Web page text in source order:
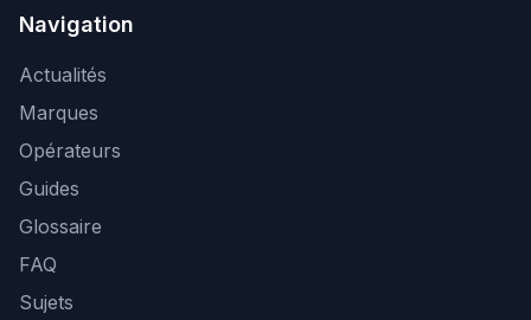
Navigation
Actualités
Marques
Opérateurs
Guides
Glossaire
FAQ
Sujets